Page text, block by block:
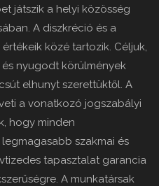
játszik a helyi közösség
A diszkréció és a
közé tartozik. Céljuk,
nyugodt körülmények
elhunyt szerettüktől. A
a vonatkozó jogszabályi
hogy minden
szakmai és
tapasztalat garancia
A munkatársak